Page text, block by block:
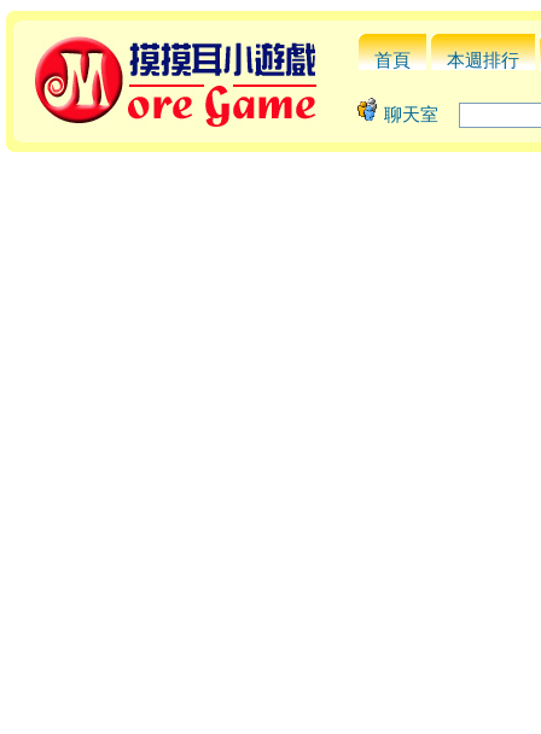
首頁 本週排行
聊天室